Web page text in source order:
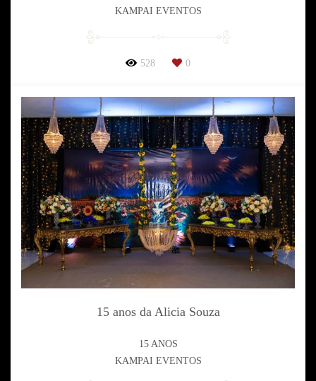
KAMPAI EVENTOS
528 0
15 anos da Alicia Souza
15 ANOS
KAMPAI EVENTOS